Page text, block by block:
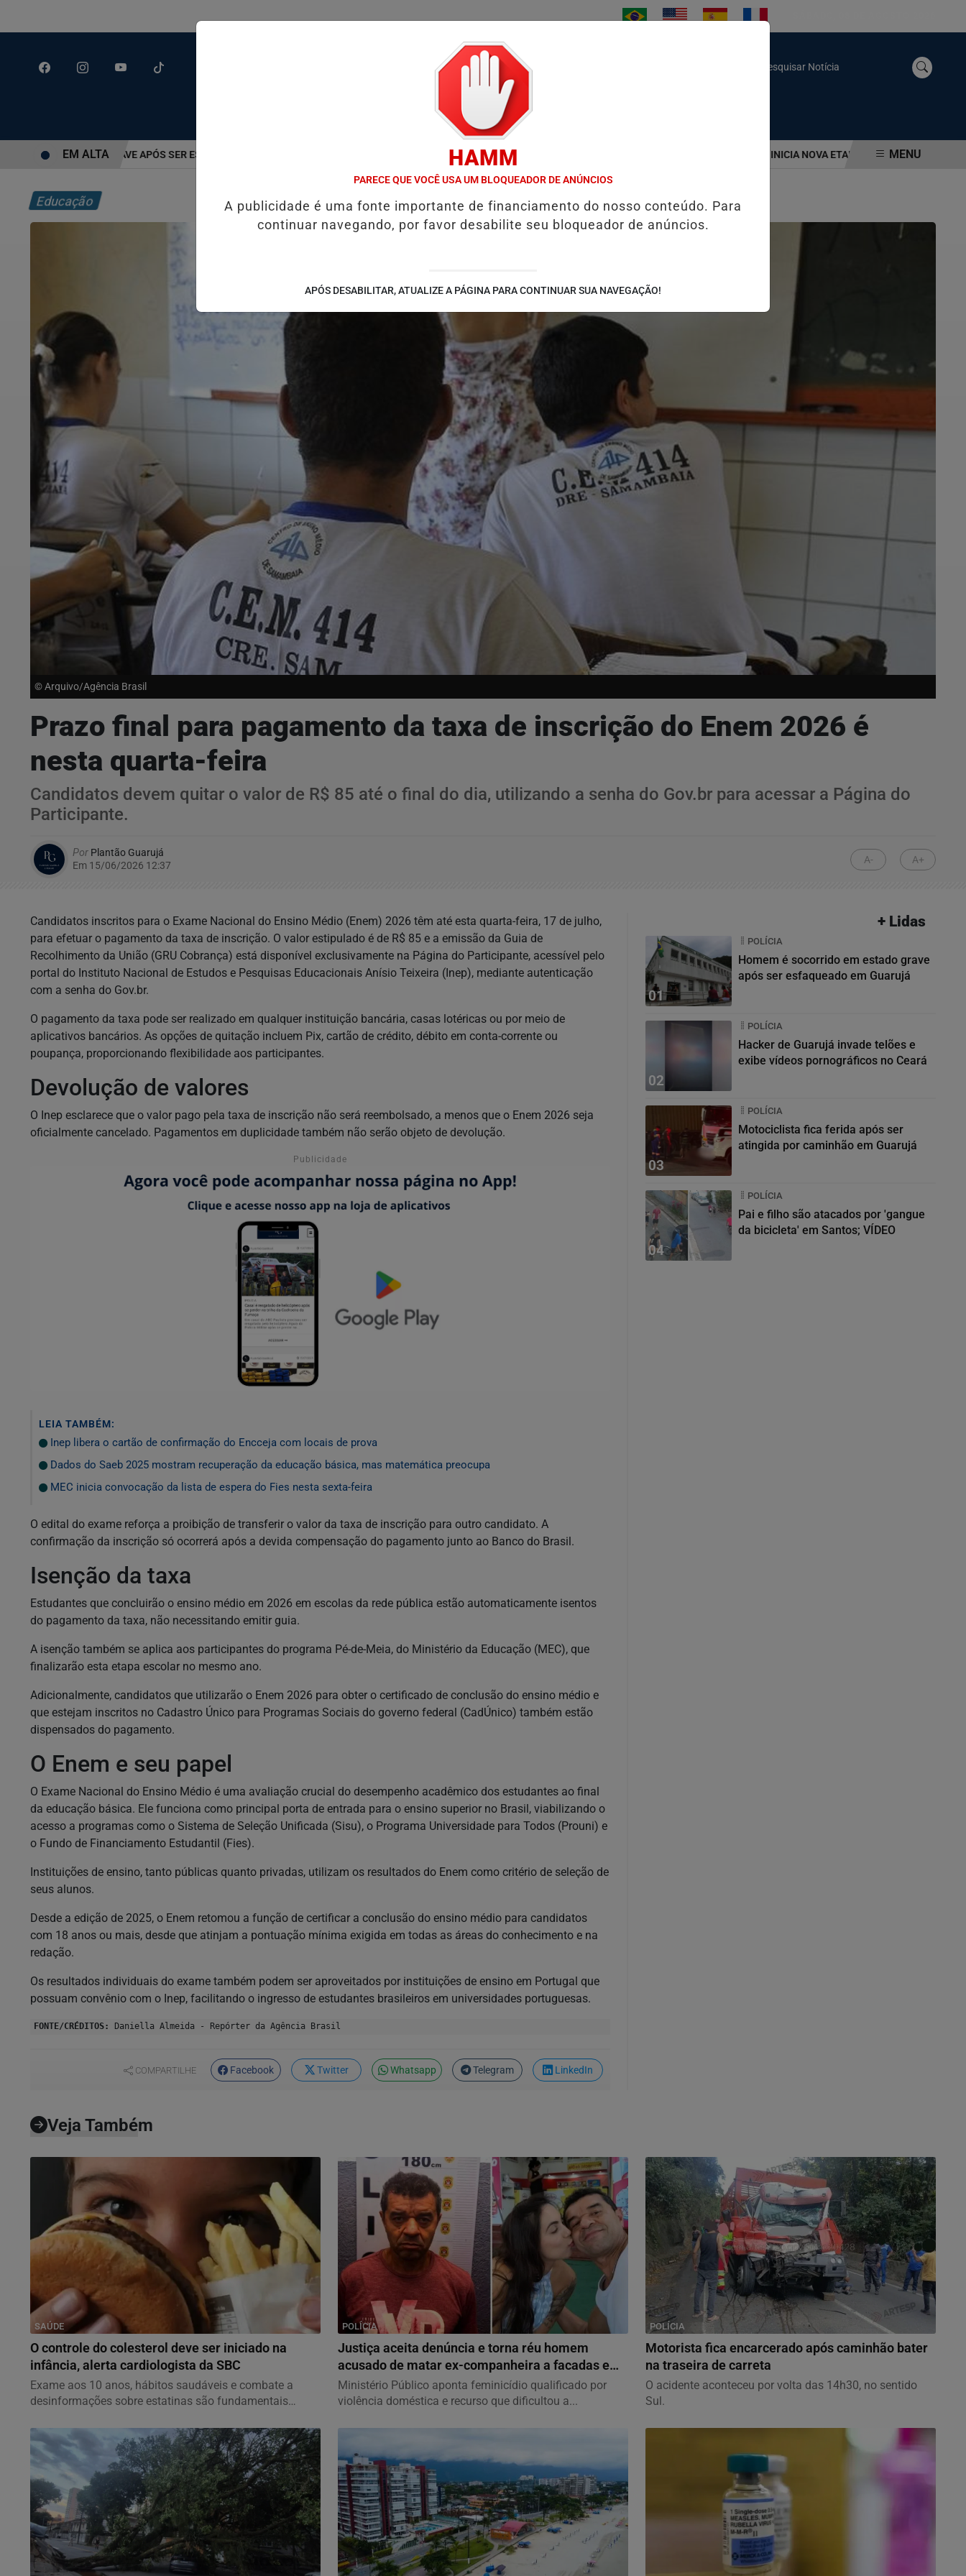
Pesquisar Notícia
NOTÍCIAS / BAIXE AGORA
EM ESTADO GRAVE APÓS SER ESFAQUEADO EM GUARUJÁ MOTOCICLISTA FICA FERIDA APÓS SER ATINGIDA POR CAMINHÃO EM GUARUJÁ BERTIOGA INICIA NOVA ETAPA DO PLANO DE GESTÃO DA
EM ALTA MENU
Educação
© Arquivo/Agência Brasil
Prazo final para pagamento da taxa de inscrição do Enem 2026 é
nesta quarta-feira
Candidatos devem quitar o valor de R$ 85 até o final do dia, utilizando a senha do Gov.br para acessar a Página do
Participante.
Por Plantão Guarujá
Em 15/06/2026 12:37
A- A+
Candidatos inscritos para o Exame Nacional do Ensino Médio (Enem) 2026 têm até esta quarta-feira, 17 de julho,
para efetuar o pagamento da taxa de inscrição. O valor estipulado é de R$ 85 e a emissão da Guia de
Recolhimento da União (GRU Cobrança) está disponível exclusivamente na Página do Participante, acessível pelo
portal do Instituto Nacional de Estudos e Pesquisas Educacionais Anísio Teixeira (Inep), mediante autenticação
com a senha do Gov.br.
O pagamento da taxa pode ser realizado em qualquer instituição bancária, casas lotéricas ou por meio de
aplicativos bancários. As opções de quitação incluem Pix, cartão de crédito, débito em conta-corrente ou
poupança, proporcionando flexibilidade aos participantes.
Devolução de valores
O Inep esclarece que o valor pago pela taxa de inscrição não será reembolsado, a menos que o Enem 2026 seja
oficialmente cancelado. Pagamentos em duplicidade também não serão objeto de devolução.
Publicidade
LEIA TAMBÉM:
Inep libera o cartão de confirmação do Encceja com locais de prova
Dados do Saeb 2025 mostram recuperação da educação básica, mas matemática preocupa
MEC inicia convocação da lista de espera do Fies nesta sexta-feira
O edital do exame reforça a proibição de transferir o valor da taxa de inscrição para outro candidato. A
confirmação da inscrição só ocorrerá após a devida compensação do pagamento junto ao Banco do Brasil.
Isenção da taxa
Estudantes que concluirão o ensino médio em 2026 em escolas da rede pública estão automaticamente isentos
do pagamento da taxa, não necessitando emitir guia.
A isenção também se aplica aos participantes do programa Pé-de-Meia, do Ministério da Educação (MEC), que
finalizarão esta etapa escolar no mesmo ano.
Adicionalmente, candidatos que utilizarão o Enem 2026 para obter o certificado de conclusão do ensino médio e
que estejam inscritos no Cadastro Único para Programas Sociais do governo federal (CadÚnico) também estão
dispensados do pagamento.
O Enem e seu papel
O Exame Nacional do Ensino Médio é uma avaliação crucial do desempenho acadêmico dos estudantes ao final
da educação básica. Ele funciona como principal porta de entrada para o ensino superior no Brasil, viabilizando o
acesso a programas como o Sistema de Seleção Unificada (Sisu), o Programa Universidade para Todos (Prouni) e
o Fundo de Financiamento Estudantil (Fies).
Instituições de ensino, tanto públicas quanto privadas, utilizam os resultados do Enem como critério de seleção de
seus alunos.
Desde a edição de 2025, o Enem retomou a função de certificar a conclusão do ensino médio para candidatos
com 18 anos ou mais, desde que atinjam a pontuação mínima exigida em todas as áreas do conhecimento e na
redação.
Os resultados individuais do exame também podem ser aproveitados por instituições de ensino em Portugal que
possuam convênio com o Inep, facilitando o ingresso de estudantes brasileiros em universidades portuguesas.
FONTE/CRÉDITOS: Daniella Almeida - Repórter da Agência Brasil
COMPARTILHE Facebook Twitter Whatsapp Telegram LinkedIn
+ Lidas
01
POLÍCIA
Homem é socorrido em estado grave
após ser esfaqueado em Guarujá
02
POLÍCIA
Hacker de Guarujá invade telões e
exibe vídeos pornográficos no Ceará
03
POLÍCIA
Motociclista fica ferida após ser
atingida por caminhão em Guarujá
04
POLÍCIA
Pai e filho são atacados por 'gangue
da bicicleta' em Santos; VÍDEO
Veja Também
SAÚDE
O controle do colesterol deve ser iniciado na
infância, alerta cardiologista da SBC
Exame aos 10 anos, hábitos saudáveis e combate a
desinformações sobre estatinas são fundamentais
POLÍCIA
Justiça aceita denúncia e torna réu homem
acusado de matar ex-companheira a facadas em
São...
Ministério Público aponta feminicídio qualificado por
violência doméstica e recurso que dificultou a...
POLÍCIA
Motorista fica encarcerado após caminhão bater
na traseira de carreta
O acidente aconteceu por volta das 14h30, no sentido
Sul.
HAMM
PARECE QUE VOCÊ USA UM BLOQUEADOR DE ANÚNCIOS
A publicidade é uma fonte importante de financiamento do nosso conteúdo. Para
continuar navegando, por favor desabilite seu bloqueador de anúncios.
APÓS DESABILITAR, ATUALIZE A PÁGINA PARA CONTINUAR SUA NAVEGAÇÃO!